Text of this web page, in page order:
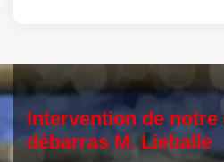
Intervention de
débarras M. Lieballe